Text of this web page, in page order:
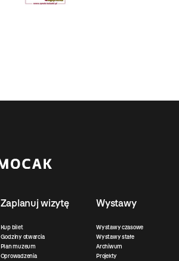
Zaplanuj wizytę
Kup bilet
Godziny otwarcia
Plan muzeum
Oprowadzenia
Wystawy
Wystawy czasowe
Wystawy stałe
Archiwum
Projekty